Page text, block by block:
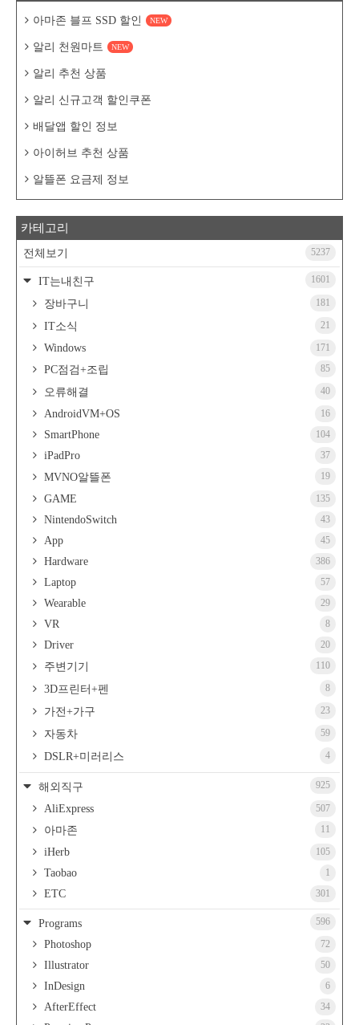
아마존 블프 SSD 할인 NEW
알리 천원마트 NEW
알리 추천 상품
알리 신규고객 할인쿠폰
배달앱 할인 정보
아이허브 추천 상품
알뜰폰 요금제 정보
카테고리
전체보기 5237
IT는내친구 1601
장바구니 181
IT소식 21
Windows 171
PC점검+조립 85
오류해결 40
AndroidVM+OS 16
SmartPhone 104
iPadPro 37
MVNO알뜰폰 19
GAME 135
NintendoSwitch 43
App 45
Hardware 386
Laptop 57
Wearable 29
VR 8
Driver 20
주변기기 110
3D프린터+펜 8
가전+가구 23
자동차 59
DSLR+미러리스 4
해외직구 925
AliExpress 507
아마존 11
iHerb 105
Taobao 1
ETC 301
Programs 596
Photoshop 72
Illustrator 50
InDesign 6
AfterEffect 34